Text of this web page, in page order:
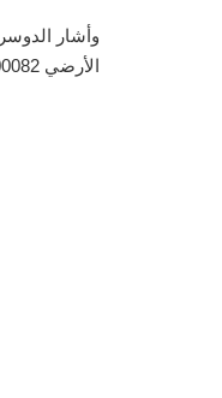
الأرضي 1800082 سائلين المولى جل وعلا أن يحفظ الكويت وأهلها من كل سوء أنه ولي ذلك ومولاه.